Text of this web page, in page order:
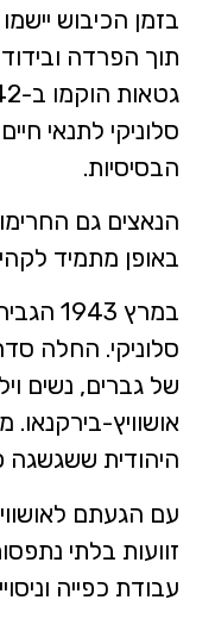
בזמן הכיבוש
תוך הפרדה
סלוניקי לתנאי
הבסיסיות.
הנאצים גם
באופן מתמיד
במרץ
סלוניקי. החלה
של גברים, נשים
אושוויץ-
היהודית
עם הגעתם
זוועות בלתי
עבודת כפייה